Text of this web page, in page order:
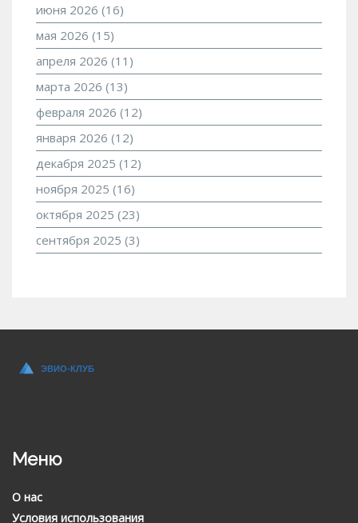
июня 2026 (16)
мая 2026 (15)
апреля 2026 (11)
марта 2026 (13)
февраля 2026 (12)
января 2026 (12)
декабря 2025 (12)
ноября 2025 (16)
октября 2025 (23)
сентября 2025 (3)
Меню
О нас
Условия использования